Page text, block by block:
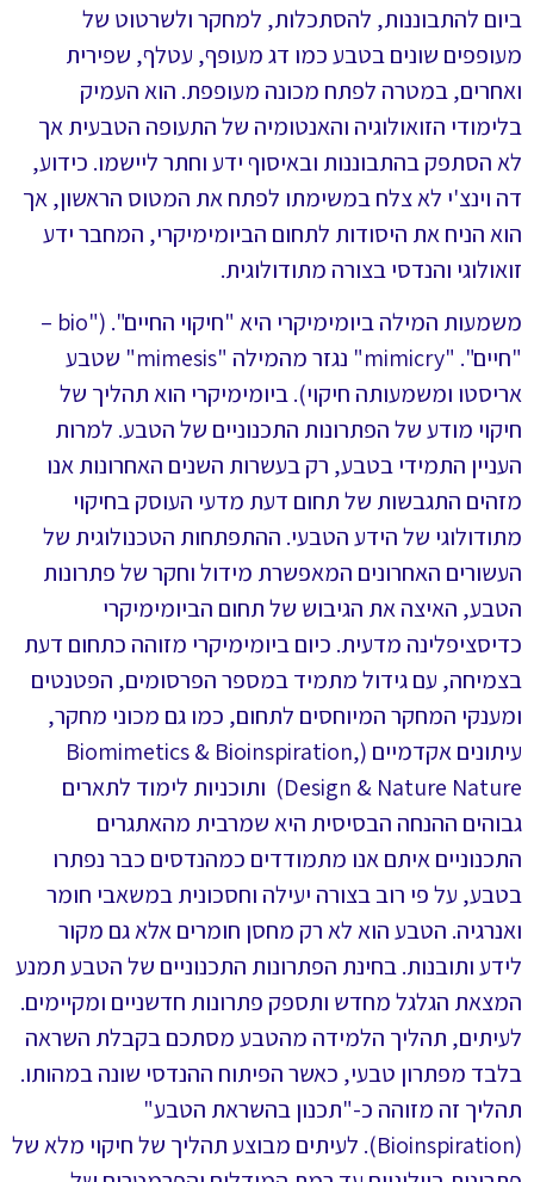
ביום להתבוננות, להסתכלות, למחקר ולשרטוט של
מעופפים שונים בטבע כמו דג מעופף, עטלף, שפירית
ואחרים, במטרה לפתח מכונה מעופפת. הוא העמיק
בלימודי הזואולוגיה והאנטומיה של התעופה הטבעית אך
לא הסתפק בהתבוננות ובאיסוף ידע וחתר ליישמו. כידוע,
דה וינצ'י לא צלח במשימתו לפתח את המטוס הראשון, אך
הוא הניח את היסודות לתחום הביומימיקרי, המחבר ידע
זואולוגי והנדסי בצורה מתודולוגית.
משמעות המילה ביומימיקרי היא "חיקוי החיים". ("bio –
"חיים". "mimicry" נגזר מהמילה "mimesis" שטבע
אריסטו ומשמעותה חיקוי). ביומימיקרי הוא תהליך של
חיקוי מודע של הפתרונות התכנוניים של הטבע. למרות
העניין התמידי בטבע, רק בעשרות השנים האחרונות אנו
מזהים התגבשות של תחום דעת מדעי העוסק בחיקוי
מתודולוגי של הידע הטבעי. ההתפתחות הטכנולוגית של
העשורים האחרונים המאפשרת מידול וחקר של פתרונות
הטבע, האיצה את הגיבוש של תחום הביומימיקרי
כדיסציפלינה מדעית. כיום ביומימיקרי מזוהה כתחום דעת
בצמיחה, עם גידול מתמיד במספר הפרסומים, הפטנטים
ומענקי המחקר המיוחסים לתחום, כמו גם מכוני מחקר,
עיתונים אקדמיים (Biomimetics & Bioinspiration,
Design & Nature Nature) ותוכניות לימוד לתארים
גבוהים ההנחה הבסיסית היא שמרבית מהאתגרים
התכנוניים איתם אנו מתמודדים כמהנדסים כבר נפתרו
בטבע, על פי רוב בצורה יעילה וחסכונית במשאבי חומר
ואנרגיה. הטבע הוא לא רק מחסן חומרים אלא גם מקור
לידע ותובנות. בחינת הפתרונות התכנוניים של הטבע תמנע
המצאת הגלגל מחדש ותספק פתרונות חדשניים ומקיימים.
לעיתים, תהליך הלמידה מהטבע מסתכם בקבלת השראה
בלבד מפתרון טבעי, כאשר הפיתוח ההנדסי שונה במהותו.
תהליך זה מזוהה כ-"תכנון בהשראת הטבע"
(Bioinspiration). לעיתים מבוצע תהליך של חיקוי מלא של